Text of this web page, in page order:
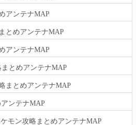
アンテナMAP
とめアンテナMAP
アンテナMAP
とめアンテナMAP
まとめアンテナMAP
ンテナMAP
モン攻略まとめアンテナMAP